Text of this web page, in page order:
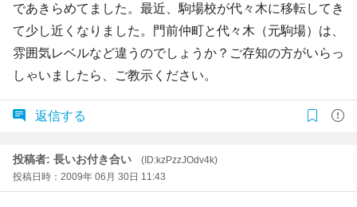
であきらめてました。最近、駒場校が代々木に移転してき
て少し近くなりました。門前仲町と代々木（元駒場）は、
雰囲気レベルなど違うのでしょうか？ご存知の方がいらっ
しゃいましたら、ご教示ください。
返信する
投稿者: 長いお付き合い
(ID:kzPzzJOdv4k)
投稿日時：2009年 06月 30日 11:43